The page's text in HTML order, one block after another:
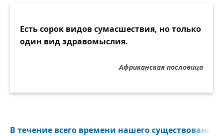
Есть сорок видов сумасшествия, но только
один вид здравомыслия.
Африканская пословица
В течение всего времени нашего